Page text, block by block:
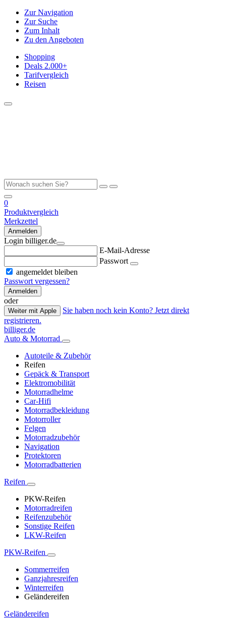
Zur Navigation
Zur Suche
Zum Inhalt
Zu den Angeboten
Shopping
Deals 2.000+
Tarifvergleich
Reisen
0
Produktvergleich
Merkzettel
Anmelden
Login billiger.de
E-Mail-Adresse
Passwort
angemeldet bleiben
Passwort vergessen?
Anmelden
oder
Weiter mit Apple
Sie haben noch kein Konto? Jetzt direkt
registrieren.
billiger.de
Auto & Motorrad
Autoteile & Zubehör
Reifen
Gepäck & Transport
Elektromobilität
Motorradhelme
Car-Hifi
Motorradbekleidung
Motorroller
Felgen
Motorradzubehör
Navigation
Protektoren
Motorradbatterien
Reifen
PKW-Reifen
Motorradreifen
Reifenzubehör
Sonstige Reifen
LKW-Reifen
PKW-Reifen
Sommerreifen
Ganzjahresreifen
Winterreifen
Geländereifen
Geländereifen